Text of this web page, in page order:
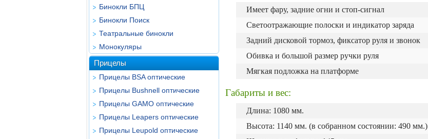
Бинокли БПЦ
Бинокли Поиск
Театральные бинокли
Монокуляры
Прицелы
Прицелы BSA оптические
Прицелы Bushnell оптические
Прицелы GAMO оптические
Прицелы Leapers оптические
Прицелы Leupold оптические
Имеет фару, задние огни и стоп-сигнал
Светоотражающие полоски и индикатор заряда
Задний дисковой тормоз, фиксатор руля и звонок
Обивка и большой размер ручки руля
Мягкая подложка на платформе
Габариты и вес:
Длина: 1080 мм.
Высота: 1140 мм. (в собранном состоянии: 490 мм.)